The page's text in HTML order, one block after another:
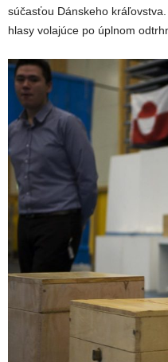
súčasťou Dánskeho
hlasy volajúce po úplnom